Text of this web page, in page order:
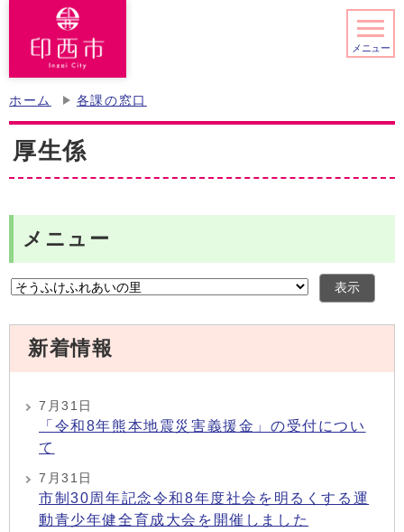
メニュー
ホーム 各課の窓口
厚生係
メニュー
表示
新着情報
7月31日
「令和8年熊本地震災害義援金」の受付につい
て
7月31日
市制30周年記念令和8年度社会を明るくする運
動青少年健全育成大会を開催しました